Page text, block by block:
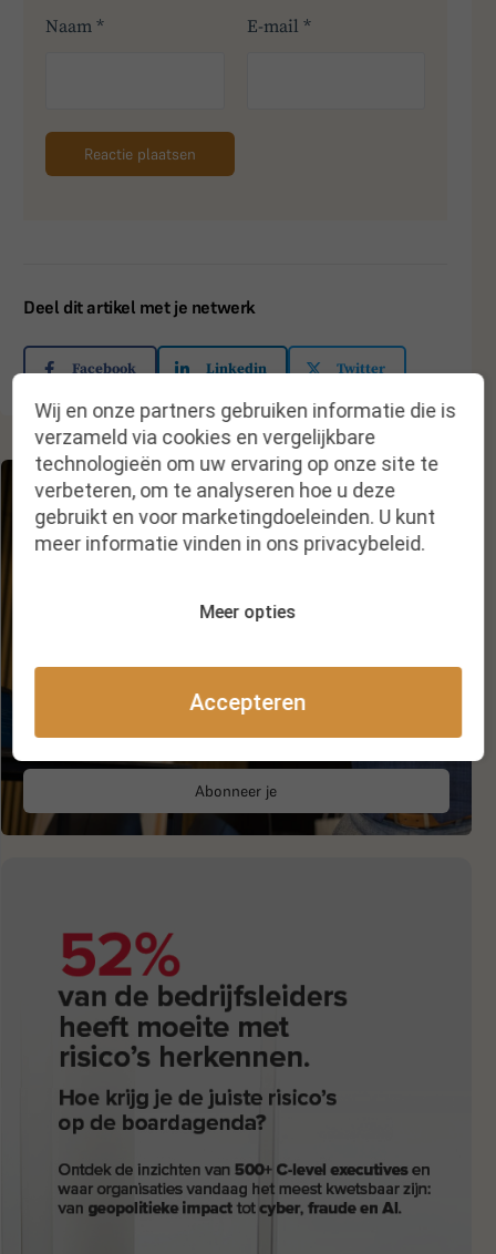
Naam* E-mail *
Deel dit artikel met je netwerk
Facebook Linkedin Twitter
Abonneer je en krijg:
Toegang tot alle premium berichten
Inzichten, opinies en ervaringen van
Een actueel managementboek van
Abonneer je
Wij en onze partners gebruiken informatie die is
verzameld via cookies en vergelijkbare
technologieën om uw ervaring op onze site te
verbeteren, om te analyseren hoe u deze
gebruikt en voor marketingdoeleinden. U kunt
meer informatie vinden in ons privacybeleid.
Meer opties
Accepteren